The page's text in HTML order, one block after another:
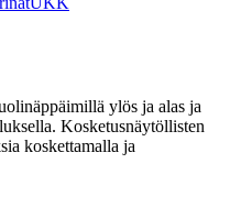
ylös ja alas ja
Kosketusnäytöllisten
koskettamalla ja